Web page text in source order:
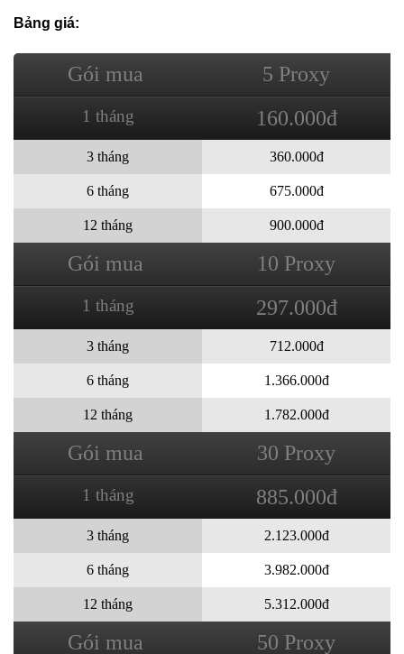
Bảng giá:
Gói mua
1 tháng
3 tháng
6 tháng
12 tháng
5 Proxy
160.000đ
360.000đ
675.000đ
900.000đ
Gói mua
1 tháng
3 tháng
6 tháng
12 tháng
10 Proxy
297.000đ
712.000đ
1.366.000đ
1.782.000đ
Gói mua
1 tháng
3 tháng
6 tháng
12 tháng
30 Proxy
885.000đ
2.123.000đ
3.982.000đ
5.312.000đ
Gói mua 50 Proxy